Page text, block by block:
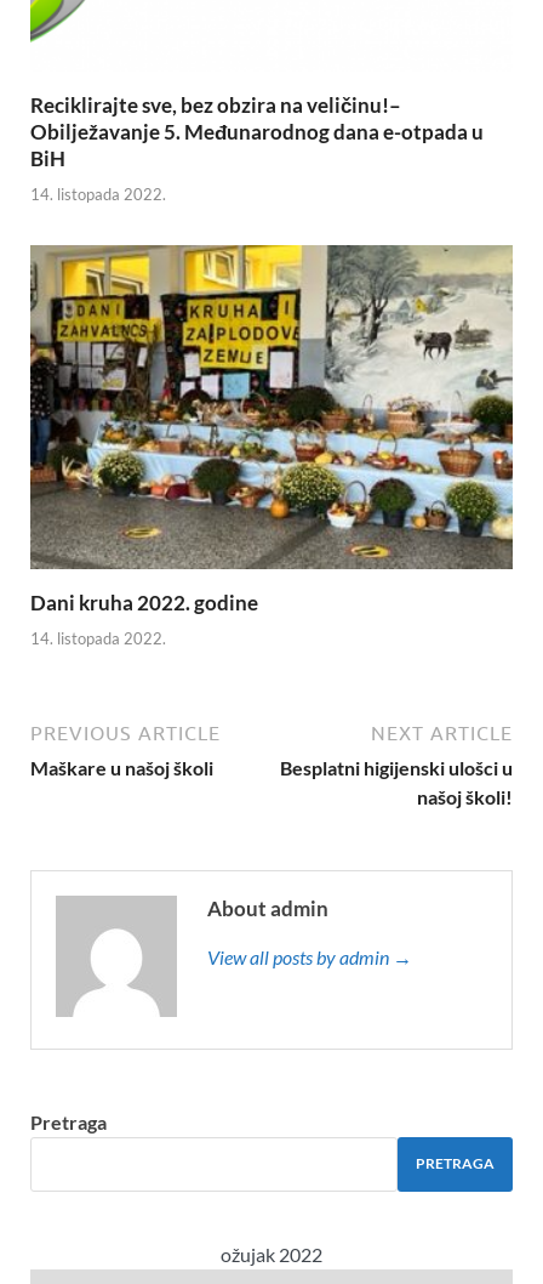
Reciklirajte sve, bez obzira na veličinu!–
Obilježavanje 5. Međunarodnog dana e-otpada u
BiH
14. listopada 2022.
Dani kruha 2022. godine
14. listopada 2022.
PREVIOUS ARTICLE
Maškare u našoj školi
NEXT ARTICLE
Besplatni higijenski ulošci u
našoj školi!
About admin
View all posts by admin →
Pretraga
PRETRAGA
ožujak 2022